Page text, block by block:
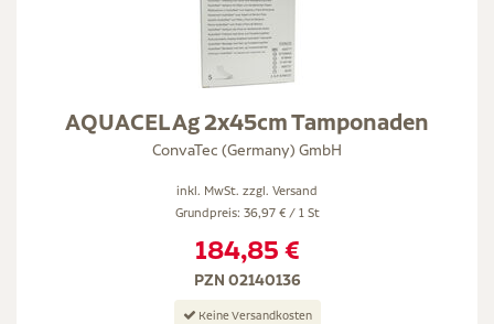
AQUACEL Ag 2x45cm Tamponaden
ConvaTec (Germany) GmbH
inkl. MwSt. zzgl. Versand
Grundpreis: 36,97 € / 1 St
184,85 €
PZN 02140136
Keine Versandkosten